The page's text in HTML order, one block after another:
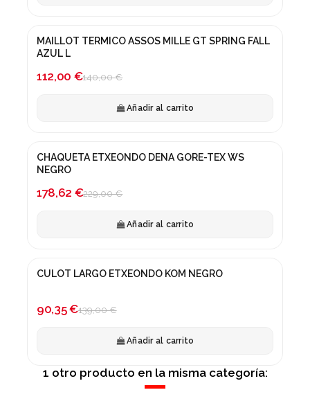
¡En oferta!
MAILLOT TERMICO ASSOS MILLE GT SPRING FALL
AZUL L
112,00 €140,00 €
Añadir al carrito
¡En oferta!
CHAQUETA ETXEONDO DENA GORE-TEX WS
NEGRO
178,62 €229,00 €
Añadir al carrito
¡En oferta!
CULOT LARGO ETXEONDO KOM NEGRO
90,35 €139,00 €
Añadir al carrito
1 otro producto en la misma categoría: